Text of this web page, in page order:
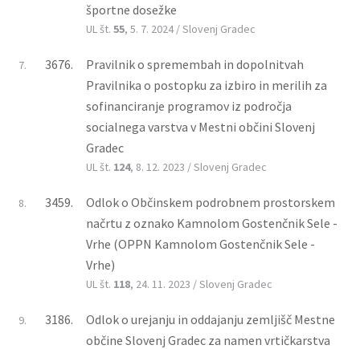
športne dosežke
UL št. 55, 5. 7. 2024 / Slovenj Gradec
7. 3676.
Pravilnik o spremembah in dopolnitvah
Pravilnika o postopku za izbiro in merilih za
sofinanciranje programov iz področja
socialnega varstva v Mestni občini Slovenj
Gradec
UL št. 124, 8. 12. 2023 / Slovenj Gradec
8. 3459.
Odlok o Občinskem podrobnem prostorskem
načrtu z oznako Kamnolom Gostenčnik Sele -
Vrhe (OPPN Kamnolom Gostenčnik Sele -
Vrhe)
UL št. 118, 24. 11. 2023 / Slovenj Gradec
9. 3186.
Odlok o urejanju in oddajanju zemljišč Mestne
občine Slovenj Gradec za namen vrtičkarstva